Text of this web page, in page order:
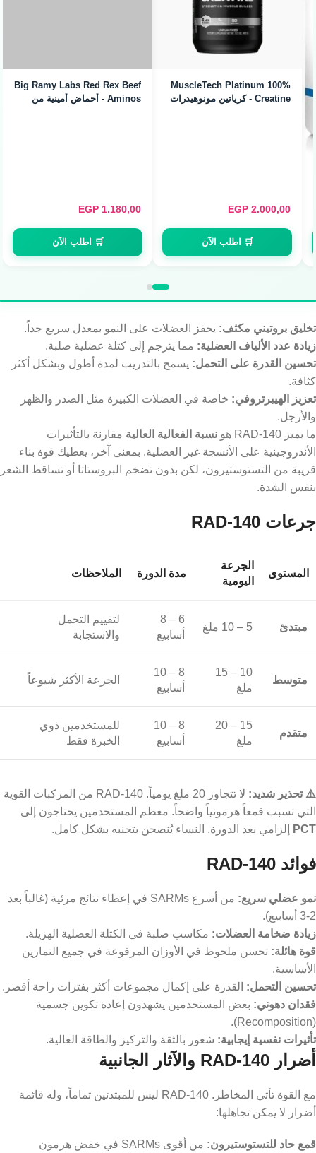
MuscleTech Platinum 100%
Creatine - كرياتين مونوهيدرات
2.000,00
EGP
🛒 اطلب الآن
1.180,00
EGP
🛒 اطلب الآن
تخليق بروتيني مكثف: يحفز العضلات على النمو بمعدل سريع جداً.
زيادة عدد الألياف العضلية: مما يترجم إلى كتلة عضلية صلبة.
تحسين القدرة على التحمل: يسمح بالتدريب لمدة أطول وبشكل أكثر
كثافة.
تعزيز الهيبرتروفي: خاصة في العضلات الكبيرة مثل الصدر والظهر
والأرجل.
ما يميز RAD-140 هو
نسبة الفعالية العالية مقارنة بالتأثيرات
الأندروجينية على الأنسجة غير العضلية. بمعنى آخر، يعطيك قوة بناء
قريبة من التستوستيرون، لكن بدون تضخم البروستاتا أو تساقط الشعر
بنفس الشدة.
جرعات RAD-140
المستوى
الجرعة
اليومية
مدة الدورة الملاحظات
مبتدئ 5 – 10 ملغ
6 – 8
أسابيع
لتقييم التحمل
والاستجابة
متوسط
10 – 15
ملغ
8 – 10
أسابيع
الجرعة الأكثر شيوعاً
متقدم
15 – 20
ملغ
8 – 10
أسابيع
للمستخدمين ذوي
الخبرة فقط
⚠️ تحذير شديد:
لا تتجاوز 20 ملغ يومياً. RAD-140 من المركبات القوية
التي تسبب قمعاً هرمونياً واضحاً. معظم المستخدمين يحتاجون إلى
PCT
إلزامي بعد الدورة. النساء يُنصحن بتجنبه بشكل كامل.
فوائد RAD-140
نمو عضلي سريع:
من أسرع SARMs في إعطاء نتائج مرئية (غالباً بعد
2-3 أسابيع).
زيادة ضخامة العضلات: مكاسب صلبة في الكتلة العضلية الهزيلة.
قوة هائلة: تحسن ملحوظ في الأوزان المرفوعة في جميع التمارين
الأساسية.
تحسين التحمل: القدرة على إكمال مجموعات أكثر بفترات راحة أقصر.
فقدان دهوني: بعض المستخدمين يشهدون إعادة تكوين جسمية
(Recomposition).
تأثيرات نفسية إيجابية: شعور بالثقة والتركيز والطاقة العالية.
أضرار RAD-140 والآثار الجانبية
مع القوة تأتي المخاطر. RAD-140 ليس للمبتدئين تماماً، وله قائمة
أضرار لا يمكن تجاهلها:
قمع حاد للتستوستيرون: من أقوى SARMs في خفض هرمون